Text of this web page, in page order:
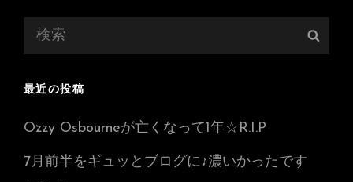
最近の投稿
Ozzy Osbourneが亡くなって1年☆R.I.P
7月前半をギュッとブログに♪濃いかったです